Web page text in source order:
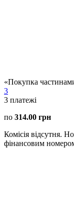
«Покупка
3
3 платежі
по 314.00 грн
Комісія відсутня.
фінансовим